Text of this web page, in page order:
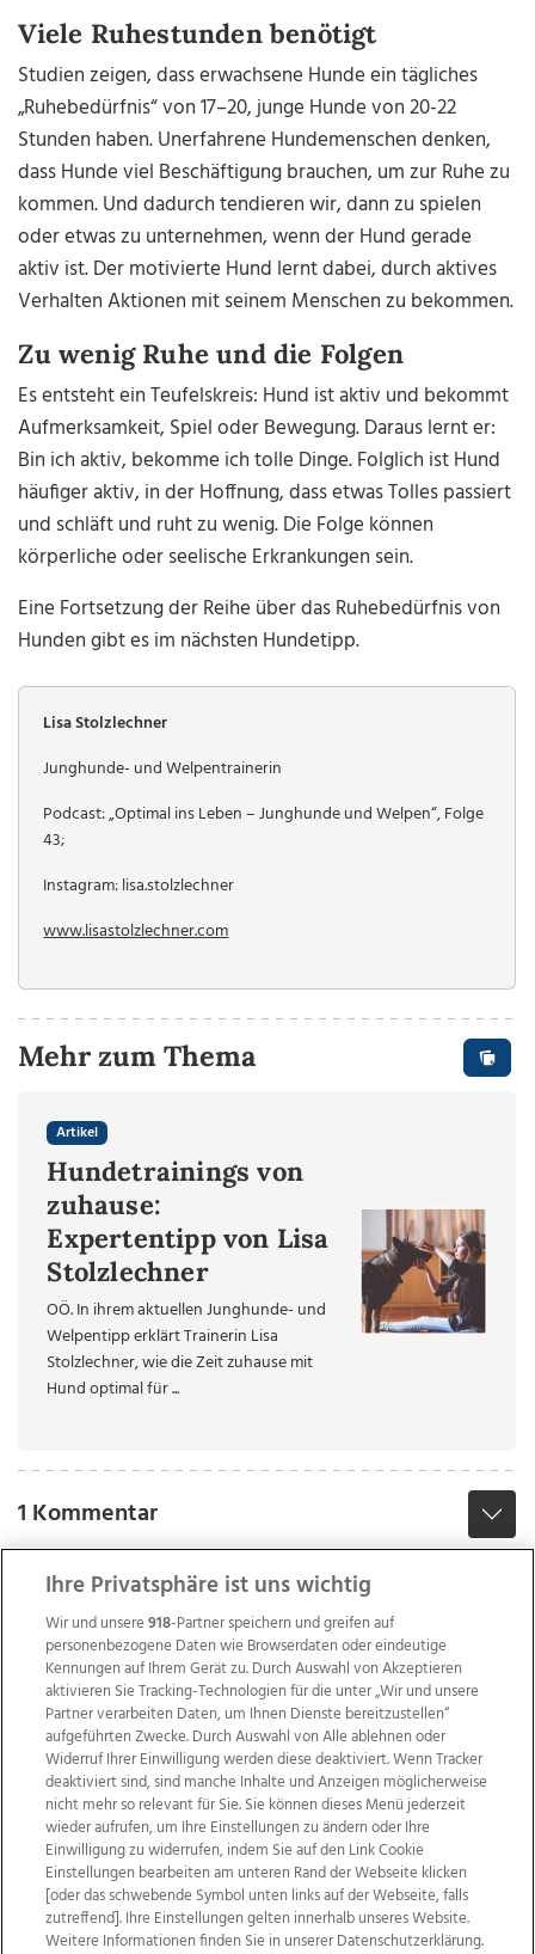
Viele Ruhestunden benötigt
Studien zeigen, dass erwachsene Hunde ein tägliches
„Ruhebedürfnis“ von 17–20, junge Hunde von 20-22
Stunden haben. Unerfahrene Hundemenschen denken,
dass Hunde viel Beschäftigung brauchen, um zur Ruhe zu
kommen. Und dadurch tendieren wir, dann zu spielen
oder etwas zu unternehmen, wenn der Hund gerade
aktiv ist. Der motivierte Hund lernt dabei, durch aktives
Verhalten Aktionen mit seinem Menschen zu bekommen.
Zu wenig Ruhe und die Folgen
Es entsteht ein Teufelskreis: Hund ist aktiv und bekommt
Aufmerksamkeit, Spiel oder Bewegung. Daraus lernt er:
Bin ich aktiv, bekomme ich tolle Dinge. Folglich ist Hund
häufiger aktiv, in der Hoffnung, dass etwas Tolles passiert
und schläft und ruht zu wenig. Die Folge können
körperliche oder seelische Erkrankungen sein.
Eine Fortsetzung der Reihe über das Ruhebedürfnis von
Hunden gibt es im nächsten Hundetipp.
Lisa Stolzlechner
Junghunde- und Welpentrainerin
Podcast: „Optimal ins Leben – Junghunde und Welpen“, Folge
43;
Instagram: lisa.stolzlechner
www.lisastolzlechner.com
Mehr zum Thema
Artikel
Hundetrainings von
zuhause:
Expertentipp von Lisa
Stolzlechner
OÖ. In ihrem aktuellen Junghunde- und
Welpentipp erklärt Trainerin Lisa
Stolzlechner, wie die Zeit zuhause mit
Hund optimal für ...
1 Kommentar
Wir über uns Mediadaten Kontakt
Jobs
Datenschutz
Impressum
AGB Anzeigekunden
AGB Website
Ehrenkodex Politische Werbung
Ihre Privatsphäre ist uns wichtig
Wir und unsere918-Partner speichern und greifen auf
personenbezogene Daten wie Browserdaten oder eindeutige
Kennungen auf Ihrem Gerät zu. Durch Auswahl von Akzeptieren
aktivieren Sie Tracking-Technologien für die unter „Wir und unsere
Partner verarbeiten Daten, um Ihnen Dienste bereitzustellen“
aufgeführten Zwecke. Durch Auswahl von Alle ablehnen oder
Widerruf Ihrer Einwilligung werden diese deaktiviert. Wenn Tracker
deaktiviert sind, sind manche Inhalte und Anzeigen möglicherweise
nicht mehr so relevant für Sie. Sie können dieses Menü jederzeit
wieder aufrufen, um Ihre Einstellungen zu ändern oder Ihre
Einwilligung zu widerrufen, indem Sie auf den Link Cookie
Einstellungen bearbeiten am unteren Rand der Webseite klicken
[oder das schwebende Symbol unten links auf der Webseite, falls
zutreffend]. Ihre Einstellungen gelten innerhalb unseres Website.
Weitere Informationen finden Sie in unserer Datenschutzerklärung.